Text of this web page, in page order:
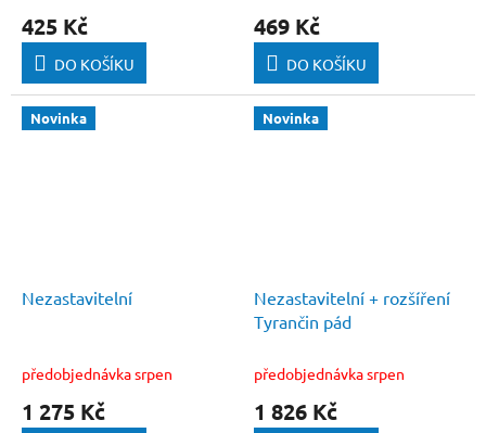
425 Kč
DO KOŠÍKU
469 Kč
DO KOŠÍKU
Novinka
Nezastavitelní
předobjednávka srpen
1 275 Kč
Novinka
Nezastavitelní + rozšíření
Tyrančin pád
předobjednávka srpen
1 826 Kč